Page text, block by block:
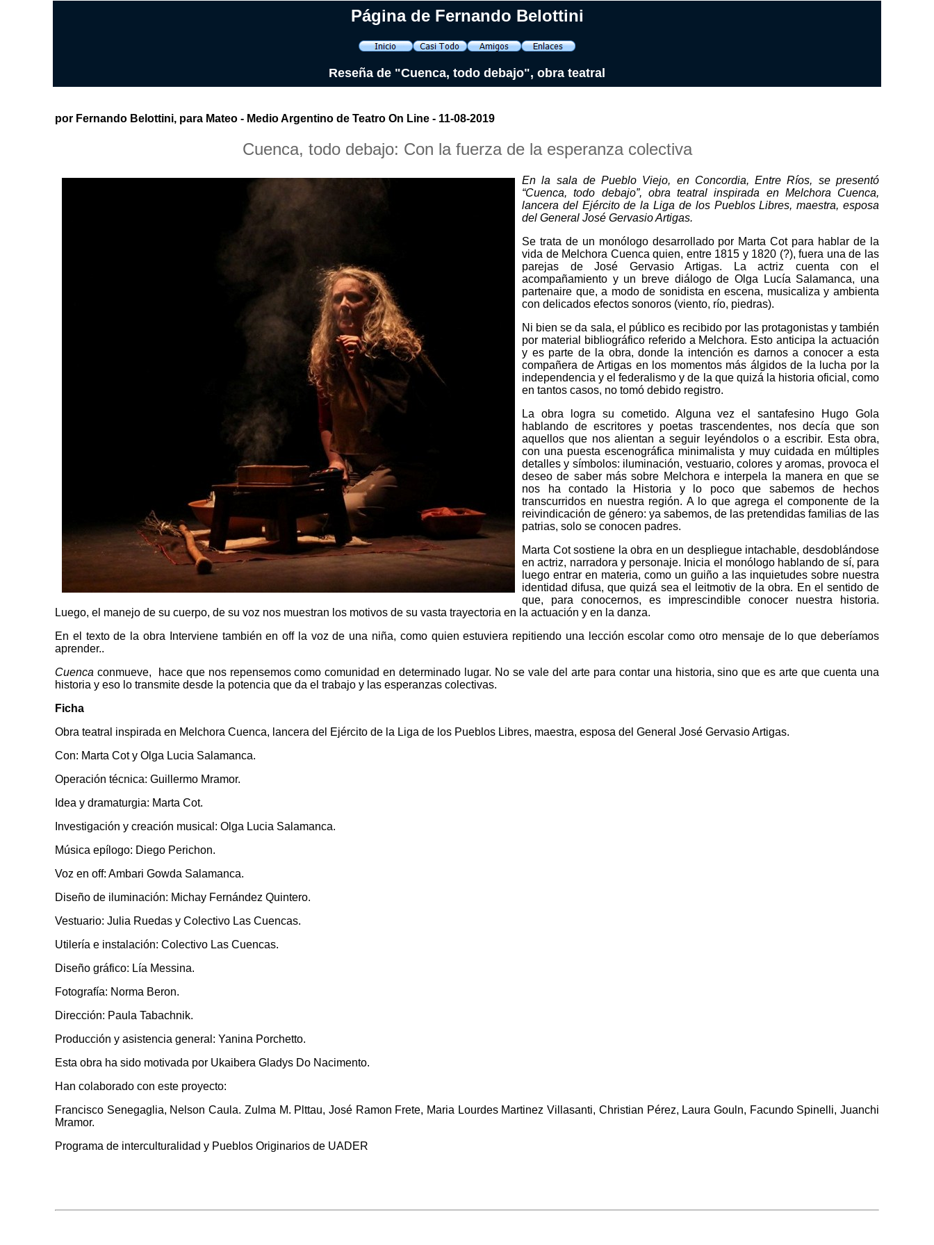
Página de Fernando Belottini
Reseña de "Cuenca, todo debajo", obra teatral
por Fernando Belottini, para Mateo - Medio Argentino de Teatro On Line - 11-08-2019
Cuenca, todo debajo: Con la fuerza de la esperanza colectiva
En la sala de Pueblo Viejo, en Concordia, Entre Ríos, se presentó
“Cuenca, todo debajo”, obra teatral inspirada en Melchora Cuenca,
lancera del Ejército de la Liga de los Pueblos Libres, maestra, esposa
del General José Gervasio Artigas.
Se trata de un monólogo desarrollado por Marta Cot para hablar de la
vida de Melchora Cuenca quien, entre 1815 y 1820 (?), fuera una de las
parejas de José Gervasio Artigas. La actriz cuenta con el
acompañamiento y un breve diálogo de Olga Lucía Salamanca, una
partenaire que, a modo de sonidista en escena, musicaliza y ambienta
con delicados efectos sonoros (viento, río, piedras).
Ni bien se da sala, el público es recibido por las protagonistas y también
por material bibliográfico referido a Melchora. Esto anticipa la actuación
y es parte de la obra, donde la intención es darnos a conocer a esta
compañera de Artigas en los momentos más álgidos de la lucha por la
independencia y el federalismo y de la que quizá la historia oficial, como
en tantos casos, no tomó debido registro.
La obra logra su cometido. Alguna vez el santafesino Hugo Gola
hablando de escritores y poetas trascendentes, nos decía que son
aquellos que nos alientan a seguir leyéndolos o a escribir. Esta obra,
con una puesta escenográfica minimalista y muy cuidada en múltiples
detalles y símbolos: iluminación, vestuario, colores y aromas, provoca el
deseo de saber más sobre Melchora e interpela la manera en que se
nos ha contado la Historia y lo poco que sabemos de hechos
transcurridos en nuestra región. A lo que agrega el componente de la
reivindicación de género: ya sabemos, de las pretendidas familias de las
patrias, solo se conocen padres.
Marta Cot sostiene la obra en un despliegue intachable, desdoblándose
en actriz, narradora y personaje. Inicia el monólogo hablando de sí, para
luego entrar en materia, como un guiño a las inquietudes sobre nuestra
identidad difusa, que quizá sea el leitmotiv de la obra. En el sentido de
que, para conocernos, es imprescindible conocer nuestra historia.
Luego, el manejo de su cuerpo, de su voz nos muestran los motivos de su vasta trayectoria en la actuación y en la danza.
En el texto de la obra Interviene también en off la voz de una niña, como quien estuviera repitiendo una lección escolar como otro mensaje de lo que deberíamos
aprender..
Cuenca conmueve, hace que nos repensemos como comunidad en determinado lugar. No se vale del arte para contar una historia, sino que es arte que cuenta una
historia y eso lo transmite desde la potencia que da el trabajo y las esperanzas colectivas.
Ficha
Obra teatral inspirada en Melchora Cuenca, lancera del Ejército de la Liga de los Pueblos Libres, maestra, esposa del General José Gervasio Artigas.
Con: Marta Cot y Olga Lucia Salamanca.
Operación técnica: Guillermo Mramor.
Idea y dramaturgia: Marta Cot.
Investigación y creación musical: Olga Lucia Salamanca.
Música epílogo: Diego Perichon.
Voz en off: Ambari Gowda Salamanca.
Diseño de iluminación: Michay Fernández Quintero.
Vestuario: Julia Ruedas y Colectivo Las Cuencas.
Utilería e instalación: Colectivo Las Cuencas.
Diseño gráfico: Lía Messina.
Fotografía: Norma Beron.
Dirección: Paula Tabachnik.
Producción y asistencia general: Yanina Porchetto.
Esta obra ha sido motivada por Ukaibera Gladys Do Nacimento.
Han colaborado con este proyecto:
Francisco Senegaglia, Nelson Caula. Zulma M. Plttau, José Ramon Frete, Maria Lourdes Martinez Villasanti, Christian Pérez, Laura Gouln, Facundo Spinelli, Juanchi
Mramor.
Programa de interculturalidad y Pueblos Originarios de UADER